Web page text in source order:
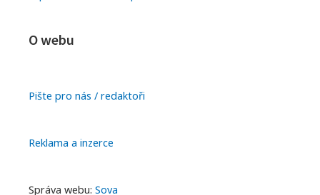
O webu
Pište pro nás / redaktoři
Reklama a inzerce
Správa webu: Sova